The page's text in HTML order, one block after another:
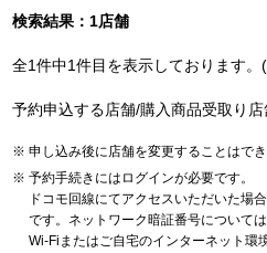
検索結果：1店舗
全1件中1件目を表示しております。
予約申込する店舗/購入商品受取り店
申し込み後に店舗を変更することはでき
予約手続きにはログインが必要です。
ドコモ回線にてアクセスいただいた場
です。ネットワーク暗証番号については
Wi-Fiまたはご自宅のインターネット環